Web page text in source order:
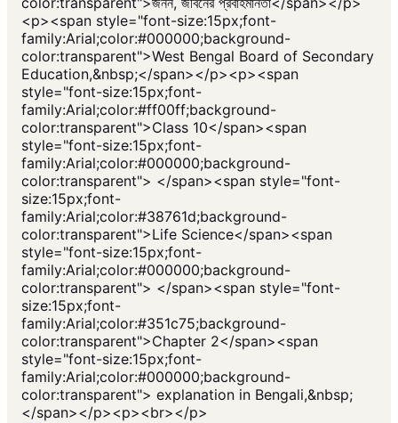
<p><span style="font-size:15px;font-
family:Arial;color:#000000;background-
color:transparent">West Bengal Board of Secondary
Education,&nbsp;</span></p><p><span
style="font-size:15px;font-
family:Arial;color:#ff00ff;background-
color:transparent">Class 10</span><span
style="font-size:15px;font-
family:Arial;color:#000000;background-
color:transparent"> </span><span style="font-
size:15px;font-
family:Arial;color:#38761d;background-
color:transparent">Life Science</span><span
style="font-size:15px;font-
family:Arial;color:#000000;background-
color:transparent"> </span><span style="font-
size:15px;font-
family:Arial;color:#351c75;background-
color:transparent">Chapter 2</span><span
style="font-size:15px;font-
family:Arial;color:#000000;background-
color:transparent"> explanation in Bengali,&nbsp;
</span></p><p><br></p>